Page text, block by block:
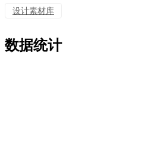
设计素材库
数据统计